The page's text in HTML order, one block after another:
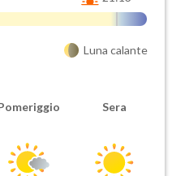
Luna calante
Sera